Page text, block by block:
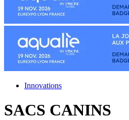
Innovations
SACS CANINS